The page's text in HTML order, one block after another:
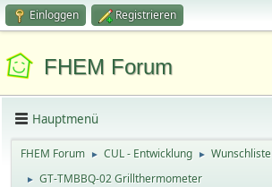
Einloggen Registrieren
FHEM Forum
Hauptmenü
FHEM Forum ► CUL - Entwicklung ► Wunschliste
► GT-TMBBQ-02 Grillthermometer